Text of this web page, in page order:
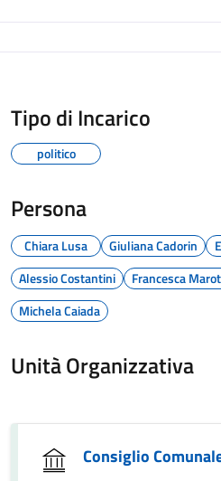
Tipo di Incarico
politico
Persona
Chiara Lusa Giuliana Cadorin
Alessio Costantini
Francesca
Michela Caiada
Unità Organizzativa
Consiglio